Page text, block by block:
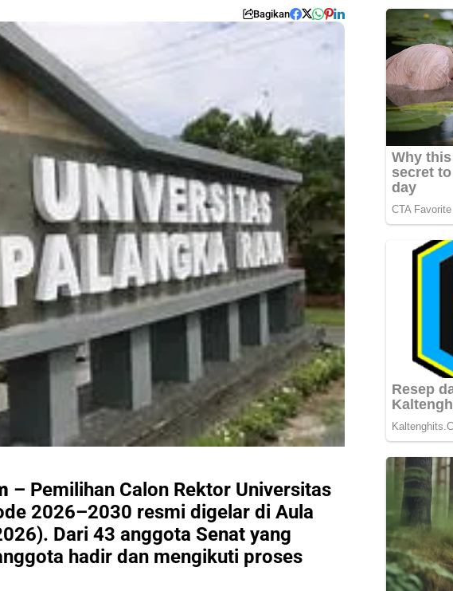
Bagikan
– Pemilihan Calon Rektor Universitas
2026–2030 resmi digelar di Aula
Dari 43 anggota Senat yang
hadir dan mengikuti proses